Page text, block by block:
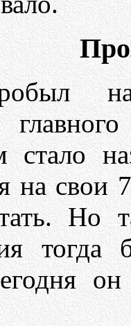
стало
на свои
Но
тогда